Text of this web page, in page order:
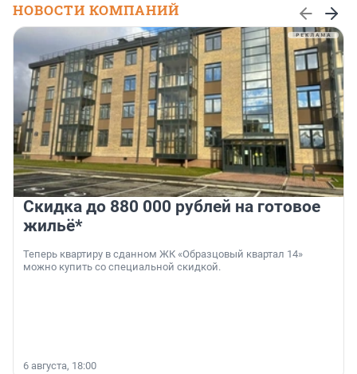
НОВОСТИ КОМПАНИЙ
Скидка до 880 000 рублей на готовое
жильё*
Теперь квартиру в сданном ЖК «Образцовый квартал 14»
можно купить со специальной скидкой.
6 августа, 18:00